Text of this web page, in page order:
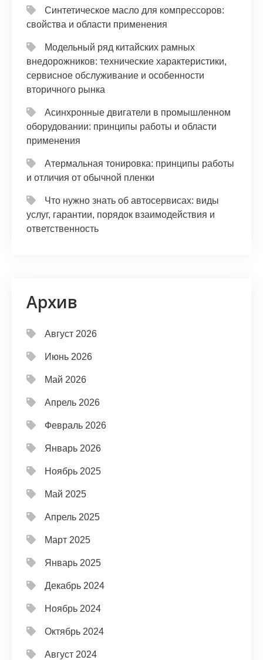
Синтетическое масло для компрессоров:
свойства и области применения
Модельный ряд китайских рамных
внедорожников: технические характеристики,
сервисное обслуживание и особенности
вторичного рынка
Асинхронные двигатели в промышленном
оборудовании: принципы работы и области
применения
Атермальная тонировка: принципы работы
и отличия от обычной пленки
Что нужно знать об автосервисах: виды
услуг, гарантии, порядок взаимодействия и
ответственность
Архив
Август 2026
Июнь 2026
Май 2026
Апрель 2026
Февраль 2026
Январь 2026
Ноябрь 2025
Май 2025
Апрель 2025
Март 2025
Январь 2025
Декабрь 2024
Ноябрь 2024
Октябрь 2024
Август 2024